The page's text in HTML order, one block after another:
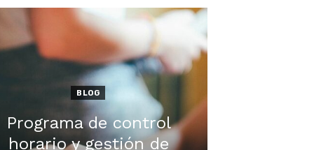
BLOG
Programa de control
horario y gestión de